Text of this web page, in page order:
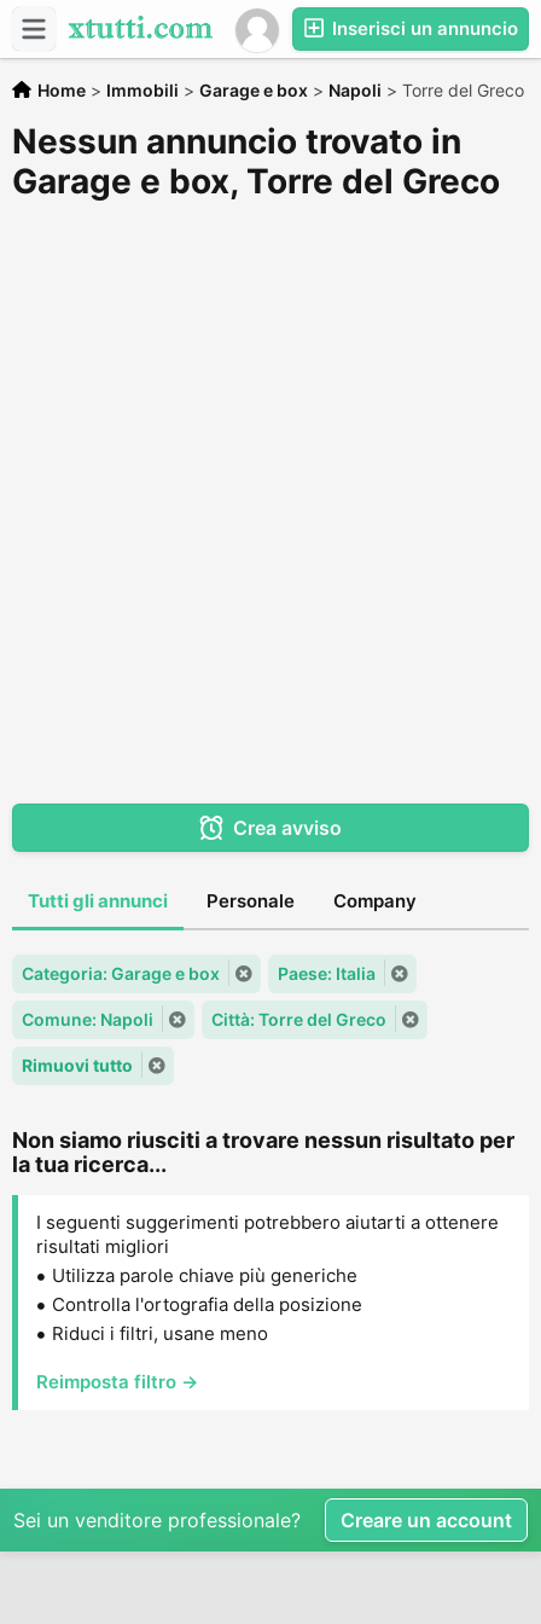
Inserisci un annuncio
Home > Immobili > Garage e box > Napoli > Torre del Greco
Nessun annuncio trovato in
Garage e box, Torre del Greco
Crea avviso
Tutti gli annunci Personale Company
Categoria: Garage e box Paese: Italia
Comune: Napoli Città: Torre del Greco
Rimuovi tutto
Non siamo riusciti a trovare nessun risultato per
la tua ricerca...
I seguenti suggerimenti potrebbero aiutarti a ottenere
risultati migliori
Utilizza parole chiave più generiche
Controlla l'ortografia della posizione
Riduci i filtri, usane meno
Reimposta filtro →
Sei un venditore professionale? Creare un account